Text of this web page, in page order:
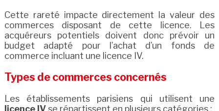
Cette rareté impacte directement la valeur des
commerces disposant de cette licence. Les
acquéreurs potentiels doivent donc prévoir un
budget adapté pour l’achat d’un fonds de
commerce incluant une licence IV.
Types de commerces concernés
Les établissements parisiens qui utilisent une
licence IVse répartissent en plusieurs catégories :